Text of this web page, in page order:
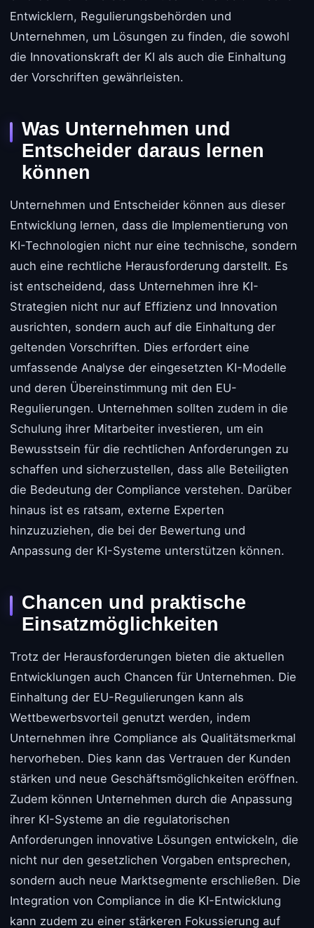
Entwicklern, Regulierungsbehörden und
Unternehmen, um Lösungen zu finden, die sowohl
die Innovationskraft der KI als auch die Einhaltung
der Vorschriften gewährleisten.
Was Unternehmen und
Entscheider daraus lernen
können
Unternehmen und Entscheider können aus dieser
Entwicklung lernen, dass die Implementierung von
KI-Technologien nicht nur eine technische, sondern
auch eine rechtliche Herausforderung darstellt. Es
ist entscheidend, dass Unternehmen ihre KI-
Strategien nicht nur auf Effizienz und Innovation
ausrichten, sondern auch auf die Einhaltung der
geltenden Vorschriften. Dies erfordert eine
umfassende Analyse der eingesetzten KI-Modelle
und deren Übereinstimmung mit den EU-
Regulierungen. Unternehmen sollten zudem in die
Schulung ihrer Mitarbeiter investieren, um ein
Bewusstsein für die rechtlichen Anforderungen zu
schaffen und sicherzustellen, dass alle Beteiligten
die Bedeutung der Compliance verstehen. Darüber
hinaus ist es ratsam, externe Experten
hinzuzuziehen, die bei der Bewertung und
Anpassung der KI-Systeme unterstützen können.
Chancen und praktische
Einsatzmöglichkeiten
Trotz der Herausforderungen bieten die aktuellen
Entwicklungen auch Chancen für Unternehmen. Die
Einhaltung der EU-Regulierungen kann als
Wettbewerbsvorteil genutzt werden, indem
Unternehmen ihre Compliance als Qualitätsmerkmal
hervorheben. Dies kann das Vertrauen der Kunden
stärken und neue Geschäftsmöglichkeiten eröffnen.
Zudem können Unternehmen durch die Anpassung
ihrer KI-Systeme an die regulatorischen
Anforderungen innovative Lösungen entwickeln, die
nicht nur den gesetzlichen Vorgaben entsprechen,
sondern auch neue Marktsegmente erschließen. Die
Integration von Compliance in die KI-Entwicklung
kann zudem zu einer stärkeren Fokussierung auf